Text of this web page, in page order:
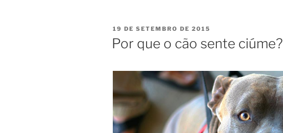
19 DE SETEMBRO DE 2015
Por que o cão sente ciúme?